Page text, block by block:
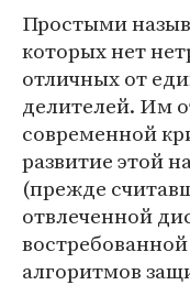
Простыми
которых нет
отличных от
делителей. Им
современной
развитие этой
(прежде
отвлеченной
алгоритмов